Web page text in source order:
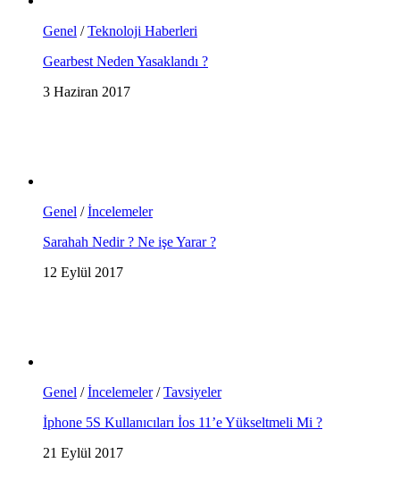
Genel /Teknoloji Haberleri
Gearbest Neden Yasaklandı ?
3 Haziran 2017
Genel /İncelemeler
Sarahah Nedir ? Ne işe Yarar ?
12 Eylül 2017
Genel /İncelemeler/Tavsiyeler
İphone 5S Kullanıcıları İos 11’e Yükseltmeli Mi ?
21 Eylül 2017